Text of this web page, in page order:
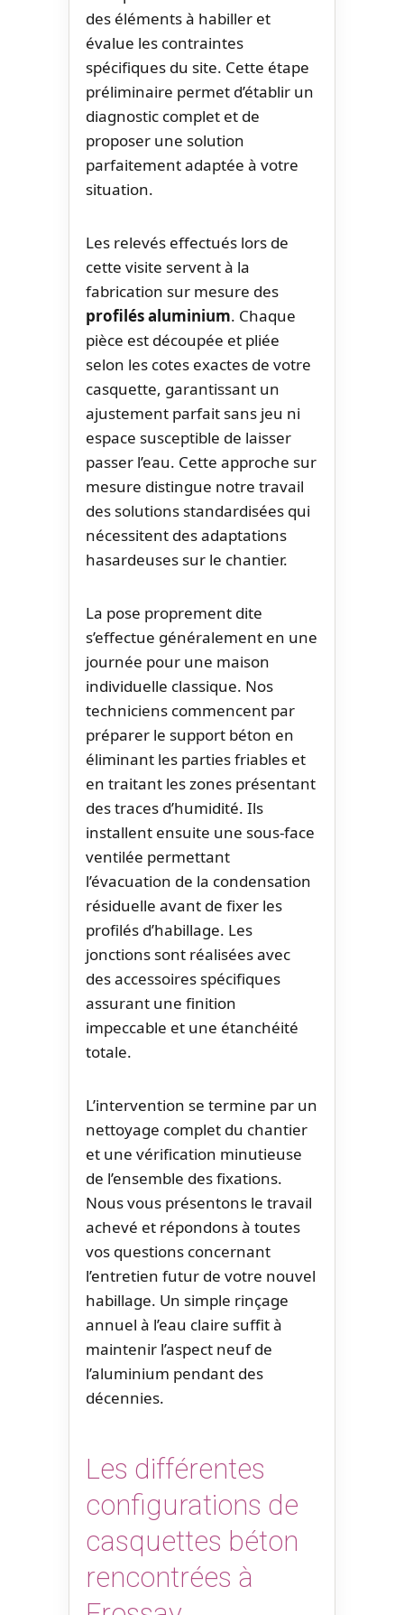
des éléments à habiller et
évalue les contraintes
spécifiques du site. Cette étape
préliminaire permet d’établir un
diagnostic complet et de
proposer une solution
parfaitement adaptée à votre
situation.
Les relevés effectués lors de
cette visite servent à la
fabrication sur mesure des
profilés aluminium. Chaque
pièce est découpée et pliée
selon les cotes exactes de votre
casquette, garantissant un
ajustement parfait sans jeu ni
espace susceptible de laisser
passer l’eau. Cette approche sur
mesure distingue notre travail
des solutions standardisées qui
nécessitent des adaptations
hasardeuses sur le chantier.
La pose proprement dite
s’effectue généralement en une
journée pour une maison
individuelle classique. Nos
techniciens commencent par
préparer le support béton en
éliminant les parties friables et
en traitant les zones présentant
des traces d’humidité. Ils
installent ensuite une sous-face
ventilée permettant
l’évacuation de la condensation
résiduelle avant de fixer les
profilés d’habillage. Les
jonctions sont réalisées avec
des accessoires spécifiques
assurant une finition
impeccable et une étanchéité
totale.
L’intervention se termine par un
nettoyage complet du chantier
et une vérification minutieuse
de l’ensemble des fixations.
Nous vous présentons le travail
achevé et répondons à toutes
vos questions concernant
l’entretien futur de votre nouvel
habillage. Un simple rinçage
annuel à l’eau claire suffit à
maintenir l’aspect neuf de
l’aluminium pendant des
décennies.
Les différentes
configurations de
casquettes béton
rencontrées à